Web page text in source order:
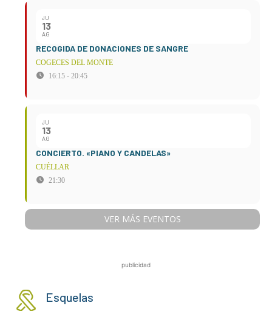
JU
13
AG
RECOGIDA DE DONACIONES DE SANGRE
COGECES DEL MONTE
16:15 - 20:45
JU
13
AG
CONCIERTO. «PIANO Y CANDELAS»
CUÉLLAR
21:30
VER MÁS EVENTOS
publicidad
Esquelas